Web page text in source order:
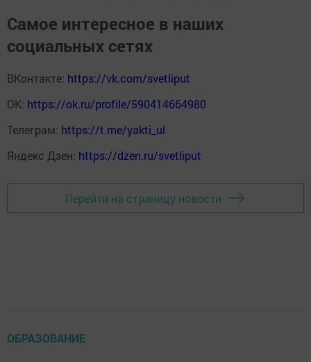
Самое интересное в наших
социальных сетях
ВКонтакте: https://vk.com/svetliput
ОК: https://ok.ru/profile/590414664980
Телеграм: https://t.me/yakti_ul
Яндекс Дзен: https://dzen.ru/svetliput
Перейти на страницу новости
ОБРАЗОВАНИЕ